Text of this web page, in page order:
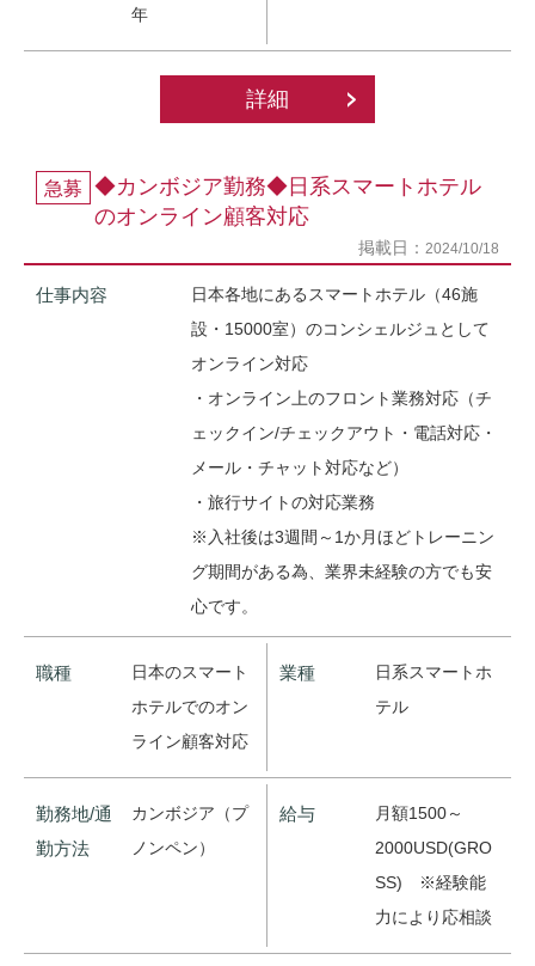
年
詳細
急募
◆カンボジア勤務◆日系スマートホテル
のオンライン顧客対応
掲載日： 2024/10/18
仕事内容
日本各地にあるスマートホテル（46施
設・15000室）のコンシェルジュとして
オンライン対応
・オンライン上のフロント業務対応（チ
ェックイン/チェックアウト・電話対応・
メール・チャット対応など）
・旅行サイトの対応業務
※入社後は3週間～1か月ほどトレーニン
グ期間がある為、業界未経験の方でも安
心です。
職種
日本のスマート
ホテルでのオン
ライン顧客対応
業種
日系スマートホ
テル
勤務地/通
勤方法
カンボジア（プ
ノンペン）
給与
月額1500～
2000USD(GRO
SS) ※経験能
力により応相談